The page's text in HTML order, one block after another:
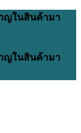
ญในสินค้ามา
ญในสินค้ามา